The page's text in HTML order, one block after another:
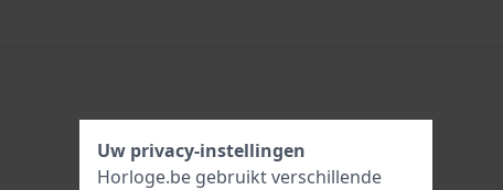
Uw privacy-instellingen
Horloge.be gebruikt verschillende